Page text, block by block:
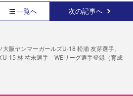
一覧へ 次の記事へ
大阪ヤンマーガールズU-18 松浦 友芽選手、
U-15 林 祐未選手 WEリーグ選手登録（育成